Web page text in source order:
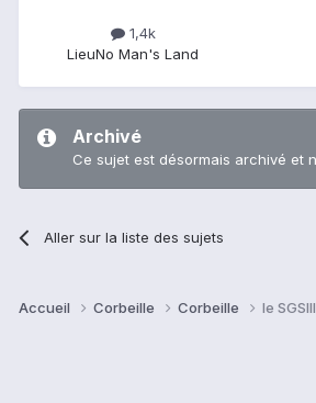
1,4k
LieuNo Man's Land
Archivé
Ce sujet est désormais archivé et
Aller sur la liste des sujets
Accueil Corbeille Corbeille le